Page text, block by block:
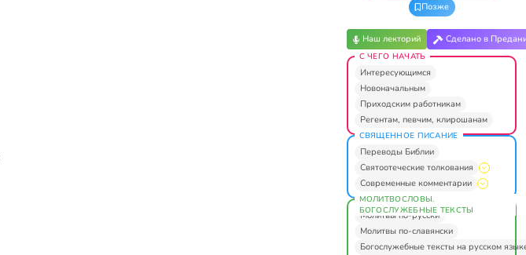
Позже
Наш лекторий Сделано в
С ЧЕГО НАЧАТЬ
Интересующимся
Новоначальным
Приходским работникам
Регентам, певчим, клирошанам
СВЯЩЕННОЕ ПИСАНИЕ
Переводы Библии
Святоотеческие толкования
Современные комментарии
МОЛИТВОСЛОВЫ.
БОГОСЛУЖЕБНЫЕ ТЕКСТЫ
Молитвы по-русски
Молитвы по-славянски
Богослужебные тексты на русском